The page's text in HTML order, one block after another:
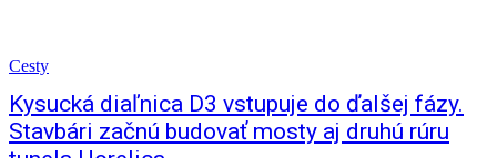
Cesty
Kysucká diaľnica D3 vstupuje do ďalšej fázy.
Stavbári začnú budovať mosty aj druhú rúru